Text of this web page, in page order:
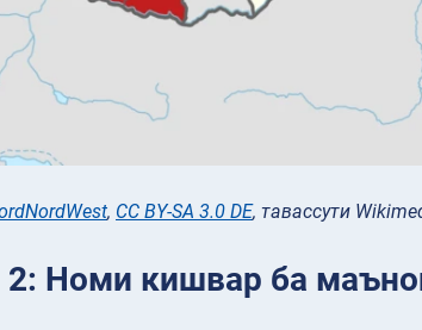
, CC BY-SA 3.0 DE, тавассути
2: Номи кишвар ба